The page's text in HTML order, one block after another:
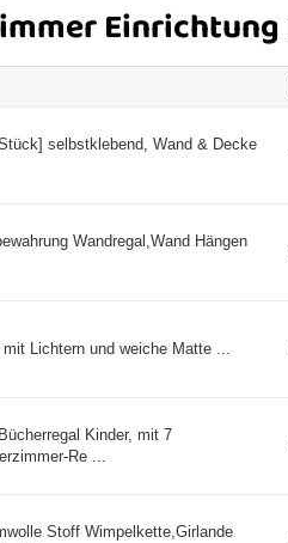
selbstklebend, Wand & Decke
Wandregal,Wand Hängen
Lichtern und weiche Matte ...
Kinder, mit 7
Re ...
Stoff Wimpelkette,Girlande